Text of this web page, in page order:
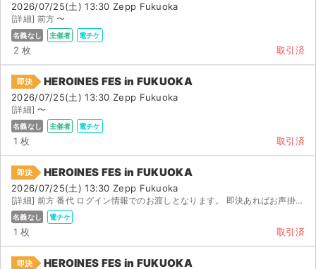
2026/07/25(土) 13:30 Zepp Fukuoka
[詳細] 前方 〜
名義なし 主催者 電チケ
2 枚 取引済
即決 HEROINES FES in FUKUOKA
2026/07/25(土) 13:30 Zepp Fukuoka
[詳細] 〜
名義なし 主催者 電チケ
1 枚 取引済
即決 HEROINES FES in FUKUOKA
2026/07/25(土) 13:30 Zepp Fukuoka
[詳細] 前方 番代 ログイン情報でのお渡しとなります。 即決あればお声掛けください。
名義なし 電チケ
1 枚 取引済
即決 HEROINES FES in FUKUOKA